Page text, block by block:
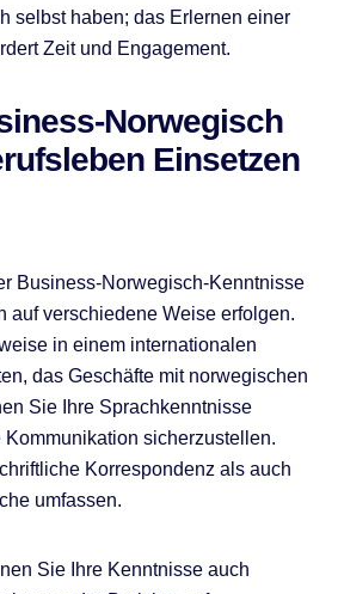
selbst haben; das Erlernen einer
Zeit und Engagement.
Norwegisch
Einsetzen
Business-Norwegisch-Kenntnisse
auf verschiedene Weise erfolgen.
in einem internationalen
das Geschäfte mit norwegischen
Sie Ihre Sprachkenntnisse
Kommunikation sicherzustellen.
Korrespondenz als auch
umfassen.
Sie Ihre Kenntnisse auch